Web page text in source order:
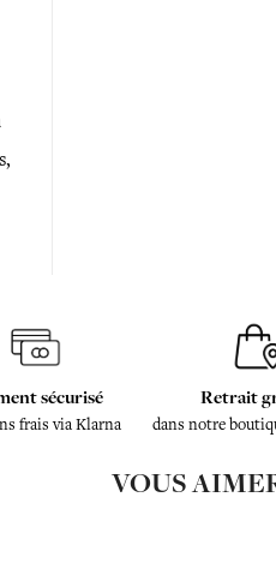
sécurisé
frais via Klarna
Retrait
dans notre
VOUS